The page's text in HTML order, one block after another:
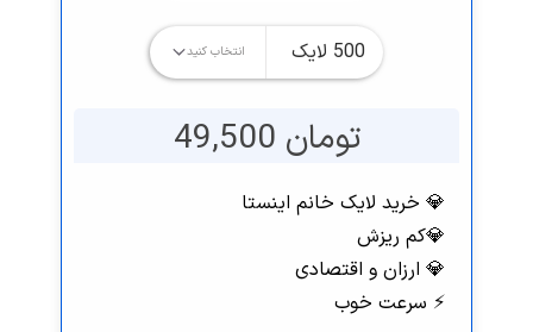
تومان 49,500
💎 خرید لایک خانم اینستا
💎کم ریزش
💎 ارزان و اقتصادی
⚡️ سرعت خوب